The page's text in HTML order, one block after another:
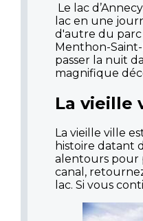
Le lac
lac en une
d'autre du parc
Menthon-
passer la nuit
magnifique
La vieille
La vieille ville
histoire datant
alentours pour
canal,
lac. Si vous